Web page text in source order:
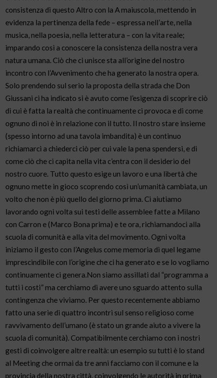
consistenza di questo Altro con la A maiuscola, mettendo in
evidenza la pertinenza della fede – espressa nell’arte, nella
musica, nella poesia, nella letteratura – con la vita reale;
imparando così a conoscere la consistenza della nostra vera
natura umana. Ciò che ci unisce sta all’origine del nostro
incontro con l’Avvenimento che ha generato la nostra opera.
Solo prendendo sul serio la proposta della strada che Don
Giussani ci ha indicato si è avuto come l’esigenza di scoprire ciò
di cui è fatta la realtà che continuamente ci provoca e di come
ognuno di noi è in relazione con il tutto. Il nostro stare insieme
(spesso intorno ad una tavola imbandita) è un continuo
richiamarci a chiederci ciò per cui vale la pena spendersi, e di
come ciò che ci capita nella vita c’entra con il desiderio del
nostro cuore. Tutto questo esige un lavoro e una libertà che
ognuno mette in gioco scoprendo così un’umanità cambiata, un
volto che non è più quello del giorno prima. Ci aiutiamo
lavorando ogni volta sui testi delle assemblee fatte a Milano
con Carron e (Marco Bona prima) e te ora, richiamandoci alla
scuola di comunità e alla vita del movimento. Ogni volta
iniziamo il gesto con l’Angelus come memoria di quel legame
imprescindibile con l’origine che ci ha generato e se lo vogliamo
continuamente ci genera.Non siamo assillati dal “programma a
tutti i costi” ma cerchiamo di avere uno sguardo attento sulla
contingenza che viviamo. Per questo recentemente abbiamo
fatto una serie di quattro incontri sul senso religioso come
ravvivamento dell’umano (è stato un grande aiuto a vivere la
scuola di comunità). Compatibilmente cerchiamo con i nostri
gesti di coinvolgere altre realtà: un esempio su tutti è lo stand
al Meeting che ormai da tre anni facciamo con il comune e la
provincia della nostra città, coinvolgendo le autorità in prima